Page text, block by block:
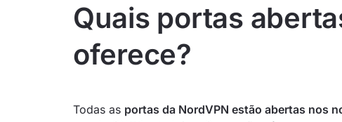
Quais portas
oferece?
Todas as portas da NordVPN estão abertas nos